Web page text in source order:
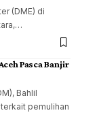
(DME) di
Pasca Banjir
Bahlil
pemulihan